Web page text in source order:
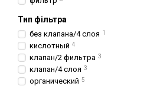
Тип фільтра
без клапана/4 слоя 1
кислотный 4
клапан/2 фильтра 3
клапан/4 слоя 3
органический 5